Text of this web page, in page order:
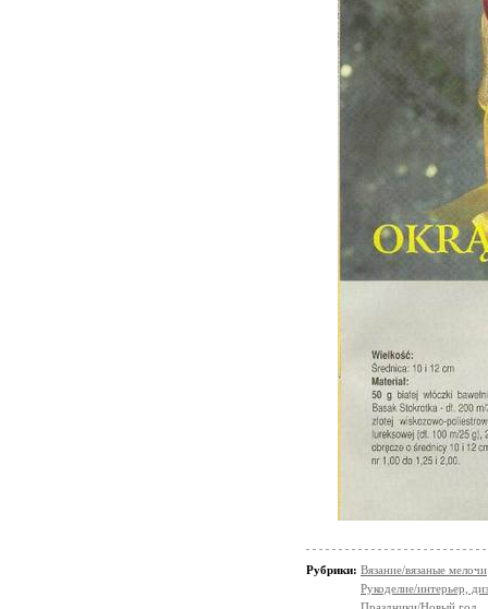
Рубрики: Вязание/вязаные мелочи
Рукоделие/интерьер,